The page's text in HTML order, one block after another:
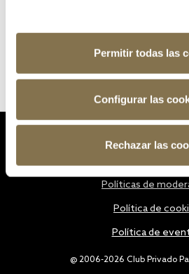
Permitir todas las
Configurar las
Rechazar las
@ 2006-2026 Club Privado
Políticas de
Política de
Política de